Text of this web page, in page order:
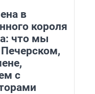
в
короля
что мы
с